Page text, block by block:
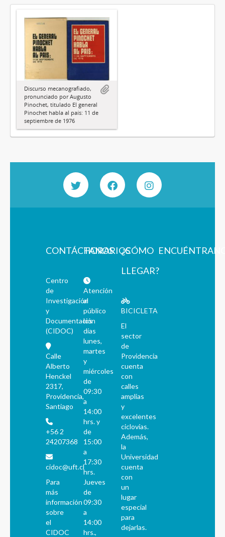
Discurso mecanografiado,
pronunciado por Augusto
Pinochet, titulado El general
Pinochet habla al país: 11 de
septiembre de 1976
CONTÁCTANOS
Centro
de
Investigación
y
Documentación
(CIDOC)
Calle
Alberto
Henckel
2317,
Providencia,
Santiago
+56 2
24207368
cidoc@uft.cl
Para
más
información
sobre
el
CIDOC
HORARIOS
Atención
al
público
los
días
lunes,
martes
y
miércoles
de
09:30
a
14:00
hrs. y
de
15:00
a
17:30
hrs.
Jueves
de
09:30
a
14:00
hrs.,
¿CÓMO
LLEGAR?
BICICLETA
El
sector
de
Providencia
cuenta
con
calles
amplias
y
excelentes
ciclovías.
Además,
la
Universidad
cuenta
con
un
lugar
especial
para
dejarlas.